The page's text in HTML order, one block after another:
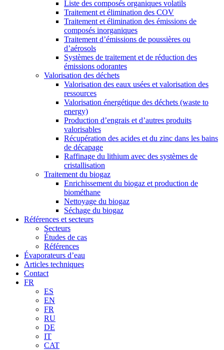
Liste des composés organiques volatils
Traitement et élimination des COV
Traitement et élimination des émissions de
composés inorganiques
Traitement d’émissions de poussières ou
d’aérosols
Systèmes de traitement et de réduction des
émissions odorantes
Valorisation des déchets
Valorisation des eaux usées et valorisation des
ressources
Valorisation énergétique des déchets (waste to
energy)
Production d’engrais et d’autres produits
valorisables
Récupération des acides et du zinc dans les bains
de décapage
Raffinage du lithium avec des systèmes de
cristallisation
Traitement du biogaz
Enrichissement du biogaz et production de
biométhane
Nettoyage du biogaz
Séchage du biogaz
Références et secteurs
Secteurs
Études de cas
Références
Évaporateurs d’eau
Articles techniques
Contact
FR
ES
EN
FR
RU
DE
IT
CAT